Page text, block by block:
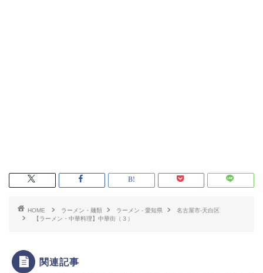
HOME ラーメン・麺類 ラーメン - 愛知県
名古屋市-天白区
【ラーメン・中華料理】中華街（３）
関連記事